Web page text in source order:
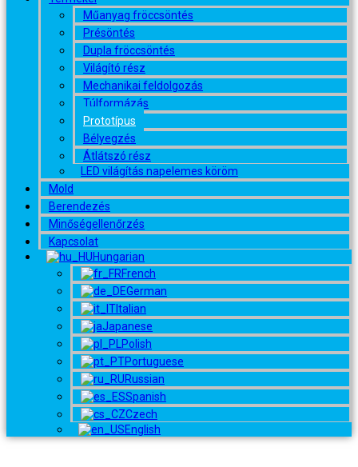
Műanyag fröccsöntés
Présöntés
Dupla fröccsöntés
Világító rész
Mechanikai feldolgozás
Túlformázás
Prototípus
Bélyegzés
Átlátszó rész
LED világítás napelemes köröm
Mold
Berendezés
Minőségellenőrzés
Kapcsolat
Hungarian
French
German
Italian
Japanese
Polish
Portuguese
Russian
Spanish
Czech
English